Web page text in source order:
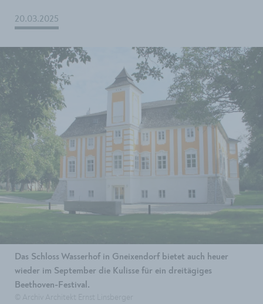
20.03.2025
Das Schloss Wasserhof in Gneixendorf bietet auch heuer
wieder im September die Kulisse für ein dreitägiges
Beethoven-Festival.